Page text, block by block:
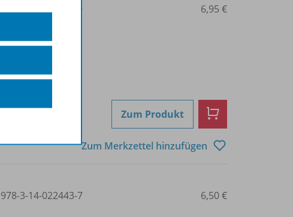
978-3-14-022410-9 6,95 €
Zum Produkt
Zum Merkzettel hinzufügen
978-3-14-022443-7 6,50 €